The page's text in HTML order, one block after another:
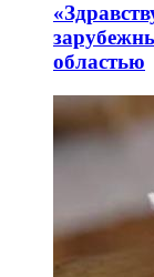
областью